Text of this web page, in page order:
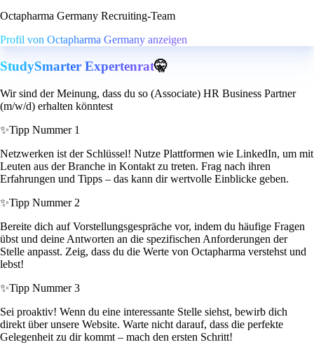
Octapharma Germany Recruiting-Team
Profil von Octapharma Germany anzeigen
StudySmarter Expertenrat🤫
Wir sind der Meinung, dass du so (Associate) HR Business Partner
(m/w/d) erhalten könntest
✨Tipp Nummer 1
Netzwerken ist der Schlüssel! Nutze Plattformen wie LinkedIn, um mit
Leuten aus der Branche in Kontakt zu treten. Frag nach ihren
Erfahrungen und Tipps – das kann dir wertvolle Einblicke geben.
✨Tipp Nummer 2
Bereite dich auf Vorstellungsgespräche vor, indem du häufige Fragen
übst und deine Antworten an die spezifischen Anforderungen der
Stelle anpasst. Zeig, dass du die Werte von Octapharma verstehst und
lebst!
✨Tipp Nummer 3
Sei proaktiv! Wenn du eine interessante Stelle siehst, bewirb dich
direkt über unsere Website. Warte nicht darauf, dass die perfekte
Gelegenheit zu dir kommt – mach den ersten Schritt!